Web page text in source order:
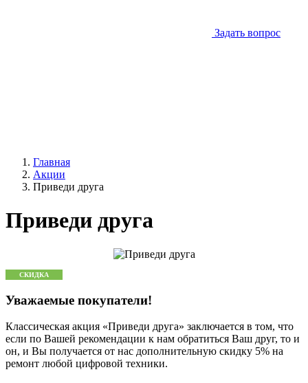
Задать вопрос
Главная
Акции
Приведи друга
Приведи друга
СКИДКА
Уважаемые покупатели!
Классическая акция «Приведи друга» заключается в том, что
если по Вашей рекомендации к нам обратиться Ваш друг, то и
он, и Вы получается от нас дополнительную скидку 5% на
ремонт любой цифровой техники.